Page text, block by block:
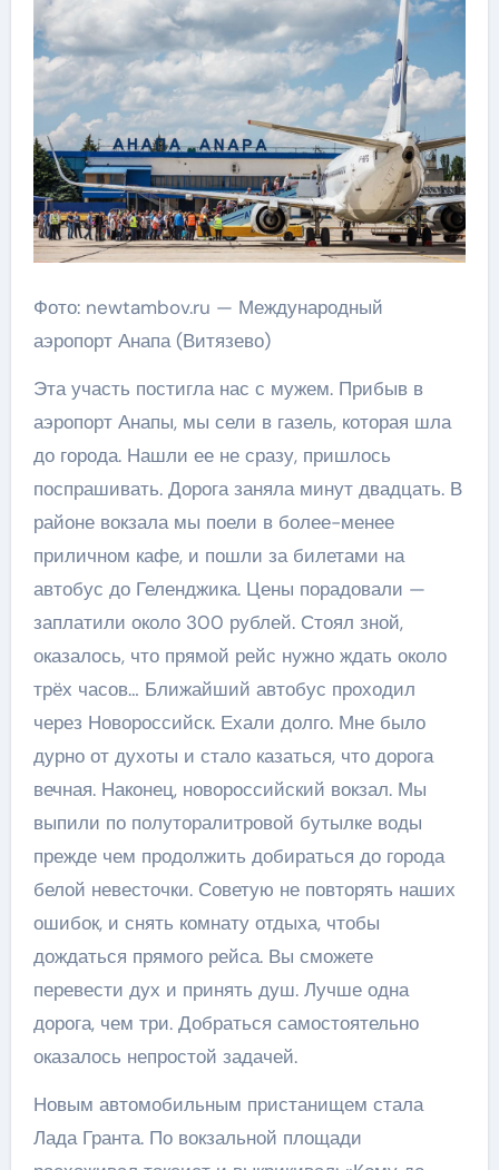
Фото: newtambov.ru — Международный
аэропорт Анапа (Витязево)
Эта участь постигла нас с мужем. Прибыв в
аэропорт Анапы, мы сели в газель, которая шла
до города. Нашли ее не сразу, пришлось
поспрашивать. Дорога заняла минут двадцать. В
районе вокзала мы поели в более-менее
приличном кафе, и пошли за билетами на
автобус до Геленджика. Цены порадовали —
заплатили около 300 рублей. Стоял зной,
оказалось, что прямой рейс нужно ждать около
трёх часов… Ближайший автобус проходил
через Новороссийск. Ехали долго. Мне было
дурно от духоты и стало казаться, что дорога
вечная. Наконец, новороссийский вокзал. Мы
выпили по полуторалитровой бутылке воды
прежде чем продолжить добираться до города
белой невесточки. Советую не повторять наших
ошибок, и снять комнату отдыха, чтобы
дождаться прямого рейса. Вы сможете
перевести дух и принять душ. Лучше одна
дорога, чем три. Добраться самостоятельно
оказалось непростой задачей.
Новым автомобильным пристанищем стала
Лада Гранта. По вокзальной площади